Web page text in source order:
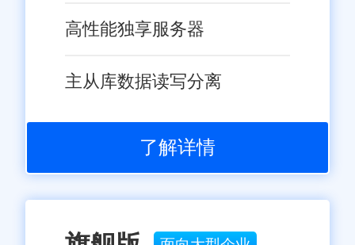
高性能独享服务器
主从库数据读写分离
了解详情